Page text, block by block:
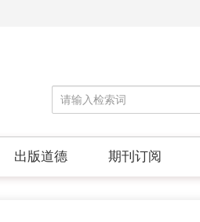
出版道德 期刊订阅